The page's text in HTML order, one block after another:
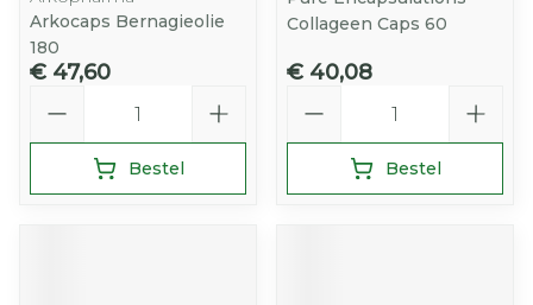
Arkocaps Bernagieolie
180
€ 47,60
Bestel
Collageen Caps 60
€ 40,08
Bestel